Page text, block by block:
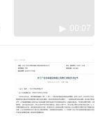
00:07